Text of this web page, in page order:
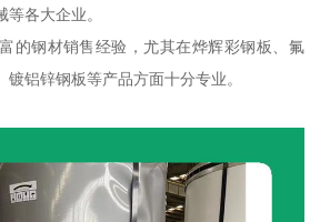
各大企业。
的钢材销售经验，尤其在烨辉彩钢板、氟
铝锌钢板等产品方面十分专业。